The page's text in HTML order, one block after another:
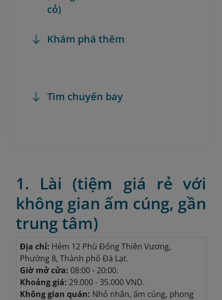
cỏ)
Khám phá thêm
Tìm chuyến bay
1. Lài (tiệm giá rẻ với
không gian ấm cúng, gần
trung tâm)
Địa chỉ: Hẻm 12 Phù Đổng Thiên Vương,
Phường 8, Thành phố Đà Lạt.
Giờ mở cửa: 08:00 - 20:00.
Khoảng giá: 29.000 - 35.000 VND.
Không gian quán: Nhỏ nhắn, ấm cúng, phong